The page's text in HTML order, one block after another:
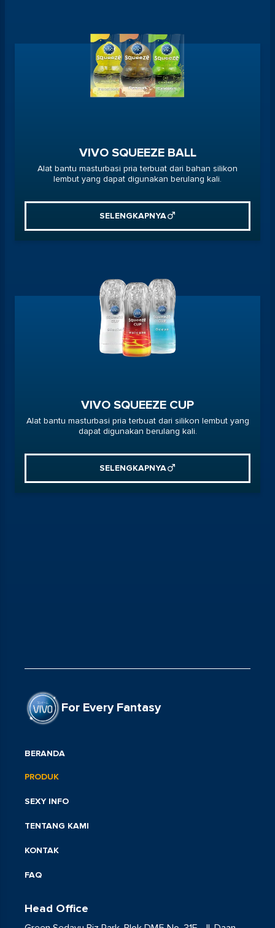
VIVO SQUEEZE BALL
Alat bantu masturbasi pria terbuat dari bahan silikon
lembut yang dapat digunakan berulang kali.
SELENGKAPNYA
VIVO SQUEEZE CUP
Alat bantu masturbasi pria terbuat dari silikon lembut yang
dapat digunakan berulang kali.
SELENGKAPNYA
For Every Fantasy
BERANDA
PRODUK
SEXY INFO
TENTANG KAMI
KONTAK
FAQ
Head Office